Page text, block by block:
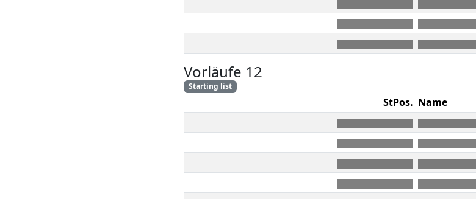
Vorläufe 12
Starting list
StPos. Name